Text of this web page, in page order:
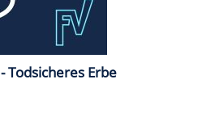
Todsicheres Erbe